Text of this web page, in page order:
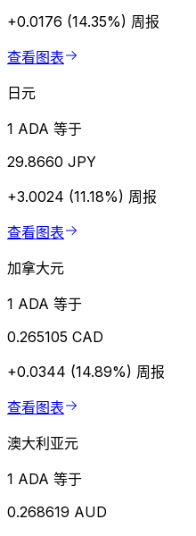
+0.0176 (14.35%) 周报
查看图表
日元
1 ADA 等于
29.8660 JPY
+3.0024 (11.18%) 周报
查看图表
加拿大元
1 ADA 等于
0.265105 CAD
+0.0344 (14.89%) 周报
查看图表
澳大利亚元
1 ADA 等于
0.268619 AUD